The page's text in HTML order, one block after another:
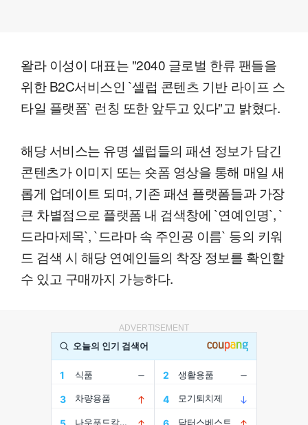
왈라 이성이 대표는 "2040 글로벌 한류 팬들을
위한 B2C서비스인 `셀럽 콘텐츠 기반 라이프 스
타일 플랫폼` 런칭 또한 앞두고 있다"고 밝혔다.
해당 서비스는 유명 셀럽들의 패션 정보가 담긴
콘텐츠가 이미지 또는 숏폼 영상을 통해 매일 새
롭게 업데이트 되며, 기존 패션 플랫폼들과 가장
큰 차별점으로 플랫폼 내 검색창에 `연예인명`, `
드라마제목`, `드라마 속 주인공 이름` 등의 키워
드 검색 시 해당 연예인들의 착장 정보를 확인할
수 있고 구매까지 가능하다.
ADVERTISEMENT